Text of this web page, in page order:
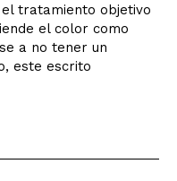
tratamiento objetivo
el color como
a no tener un
este escrito